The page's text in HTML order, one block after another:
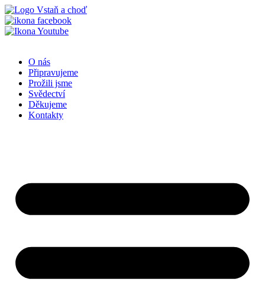
Přejít
k
obsahu
O nás
Připravujeme
Prožili jsme
Svědectví
Děkujeme
Kontakty